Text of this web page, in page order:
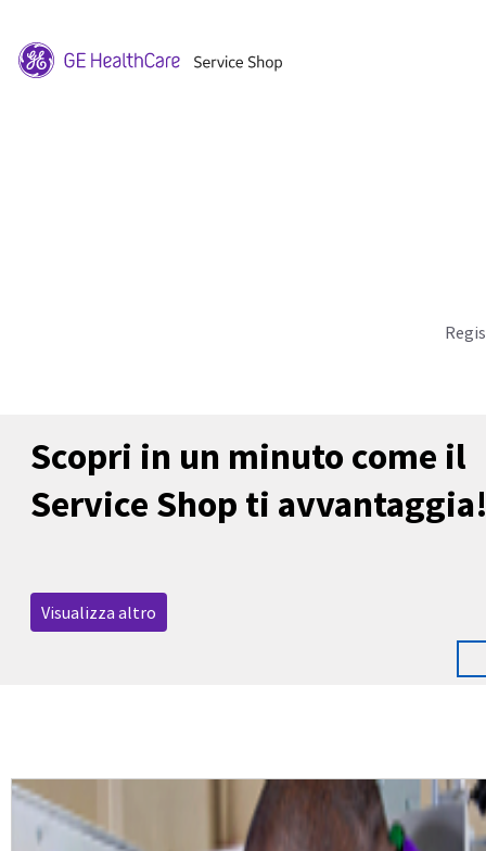
Scopri in un minuto come il
Service Shop ti
Visualizza altro